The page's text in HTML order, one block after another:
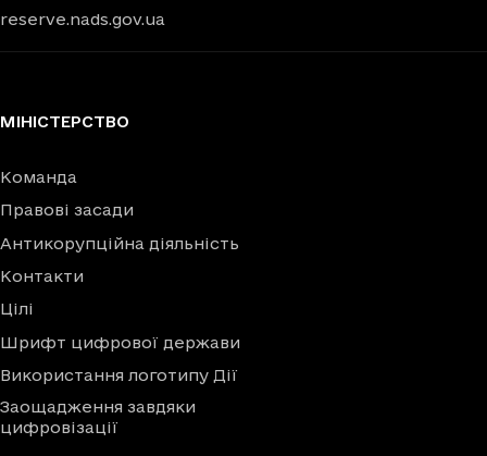
reserve.nads.gov.ua
МІНІСТЕРСТВО
Команда
Правові засади
Антикорупційна діяльність
Контакти
Цілі
Шрифт цифрової держави
Використання логотипу Дії
Заощадження завдяки
цифровізації